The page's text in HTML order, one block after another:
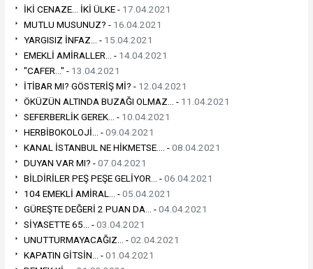
İKİ CENAZE... İKİ ÜLKE - 17.04.2021
MUTLU MUSUNUZ? - 16.04.2021
YARGISIZ İNFAZ... - 15.04.2021
EMEKLİ AMİRALLER... - 14.04.2021
"CAFER..." - 13.04.2021
İTİBAR MI? GÖSTERİŞ Mİ? - 12.04.2021
ÖKÜZÜN ALTINDA BUZAĞI OLMAZ... - 11.04.2021
SEFERBERLİK GEREK... - 10.04.2021
HERBİBOKOLOJİ... -09.04.2021
KANAL İSTANBUL NE HİKMETSE.... -08.04.2021
DUYAN VAR MI? -07.04.2021
BİLDİRİLER PEŞ PEŞE GELİYOR... -06.04.2021
104 EMEKLİ AMİRAL... -05.04.2021
GÜREŞTE DEĞERİ 2 PUAN DA... -04.04.2021
SİYASETTE 65... -03.04.2021
UNUTTURMAYACAĞIZ... -02.04.2021
KAPATIN GİTSİN... -01.04.2021